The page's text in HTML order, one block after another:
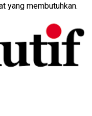
yang membutuhkan.